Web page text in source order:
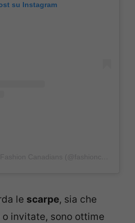
su Instagram
le scarpe, sia che
invitate, sono ottime